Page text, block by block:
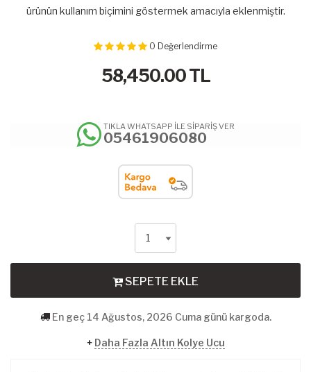
ürünün kullanım biçimini göstermek amacıyla eklenmiştir.
0 Değerlendirme
58,450.00TL
TIKLA WHATSAPP İLE SİPARİŞ VER
05461906080
SEPETE EKLE
En geç 14 Ağustos, 2026 Cuma günü kargoda.
+ Daha Fazla Altın Kolye Ucu